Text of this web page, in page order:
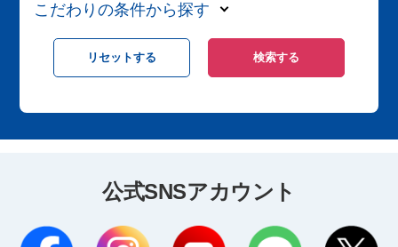
こだわりの条件から探す
公式SNSアカウント